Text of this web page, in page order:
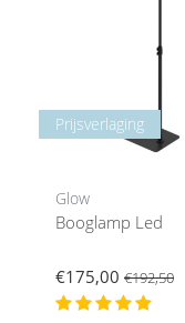
Prijsverlaging
Glow
Booglamp Led
€175,00 €192,50